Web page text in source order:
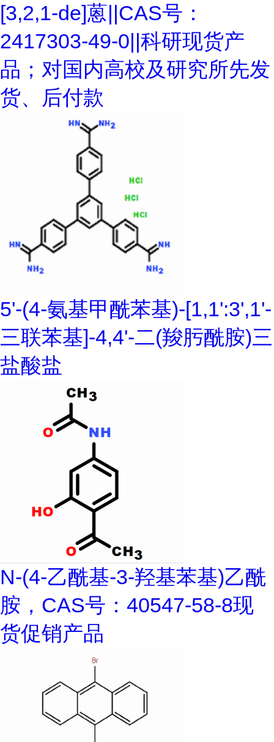
[3,2,1-de]蒽||CAS号：
2417303-49-0||科研现货产
品；对国内高校及研究所先发
货、后付款
5'-(4-氨基甲酰苯基)-[1,1':3',1'-
三联苯基]-4,4'-二(羧肟酰胺)三
盐酸盐
N-(4-乙酰基-3-羟基苯基)乙酰
胺，CAS号：40547-58-8现
货促销产品